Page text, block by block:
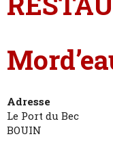
Adresse
Le Port du Bec
BOUIN